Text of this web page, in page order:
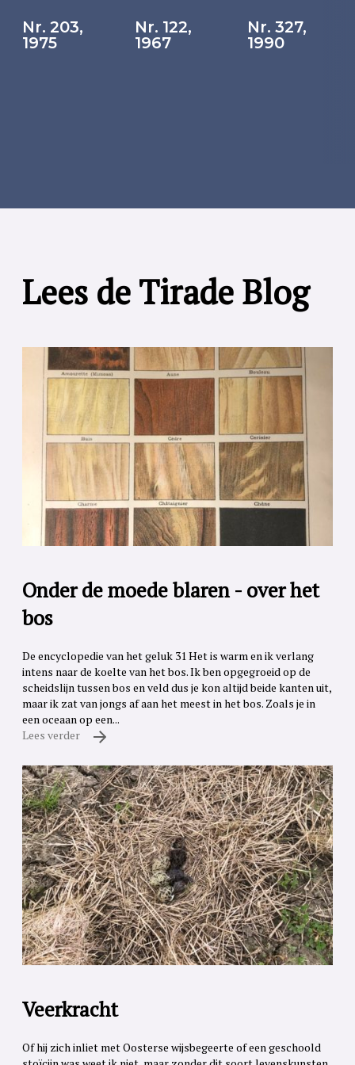
Nr. 203,
1975
Nr. 122,
1967
Nr. 327,
1990
Lees de Tirade Blog
Onder de moede blaren - over het
bos
De encyclopedie van het geluk 31 Het is warm en ik verlang
intens naar de koelte van het bos. Ik ben opgegroeid op de
scheidslijn tussen bos en veld dus je kon altijd beide kanten uit,
maar ik zat van jongs af aan het meest in het bos. Zoals je in
een oceaan op een...
Lees verder
Veerkracht
Of hij zich inliet met Oosterse wijsbegeerte of een geschoold